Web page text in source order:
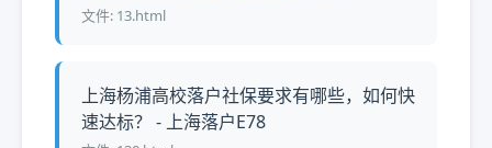
文件: 13.html
上海杨浦高校落户社保要求有哪些，如何快
速达标？ - 上海落户E78